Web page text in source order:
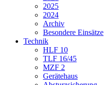
2025
2024
Archiv
Besondere Einsätze
Technik
HLF 10
TLF 16/45
MZF 2
Gerätehaus